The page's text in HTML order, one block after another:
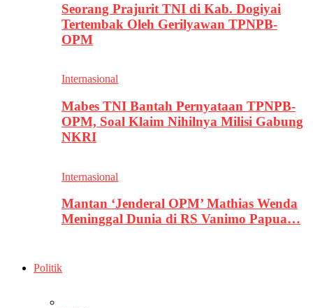
Seorang Prajurit TNI di Kab. Dogiyai
Tertembak Oleh Gerilyawan TPNPB-
OPM
Internasional
Mabes TNI Bantah Pernyataan TPNPB-
OPM, Soal Klaim Nihilnya Milisi Gabung
NKRI
Internasional
Mantan ‘Jenderal OPM’ Mathias Wenda
Meninggal Dunia di RS Vanimo Papua…
Politik